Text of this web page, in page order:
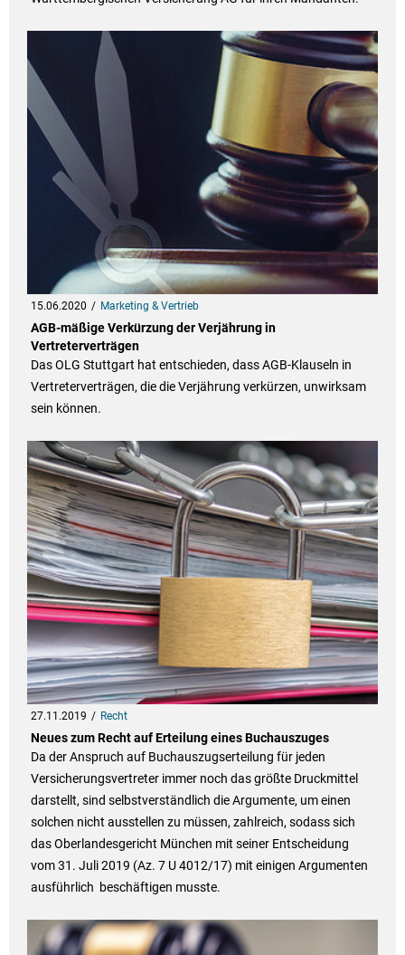
15.06.2020 Marketing & Vertrieb
AGB-mäßige Verkürzung der Verjährung in
Vertreterverträgen
Das OLG Stuttgart hat entschieden, dass AGB-Klauseln in
Vertreterverträgen, die die Verjährung verkürzen, unwirksam
sein können.
27.11.2019 Recht
Neues zum Recht auf Erteilung eines Buchauszuges
Da der Anspruch auf Buchauszugserteilung für jeden
Versicherungsvertreter immer noch das größte Druckmittel
darstellt, sind selbstverständlich die Argumente, um einen
solchen nicht ausstellen zu müssen, zahlreich, sodass sich
das Oberlandesgericht München mit seiner Entscheidung
vom 31. Juli 2019 (Az. 7 U 4012/17) mit einigen Argumenten
ausführlich beschäftigen musste.